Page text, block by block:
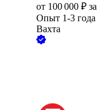
от 100 000 ₽
Опыт 1-3 года
Вахта